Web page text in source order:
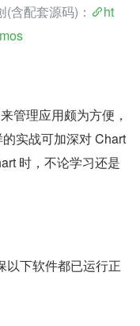
含配套源码)：
ht
管理应用颇为方便，
实战可加深对 Chart
时，不论学习还是
以下软件都已运行正